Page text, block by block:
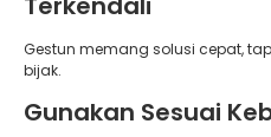
Gestun memang solusi cepat,
bijak.
Gunakan Sesuai